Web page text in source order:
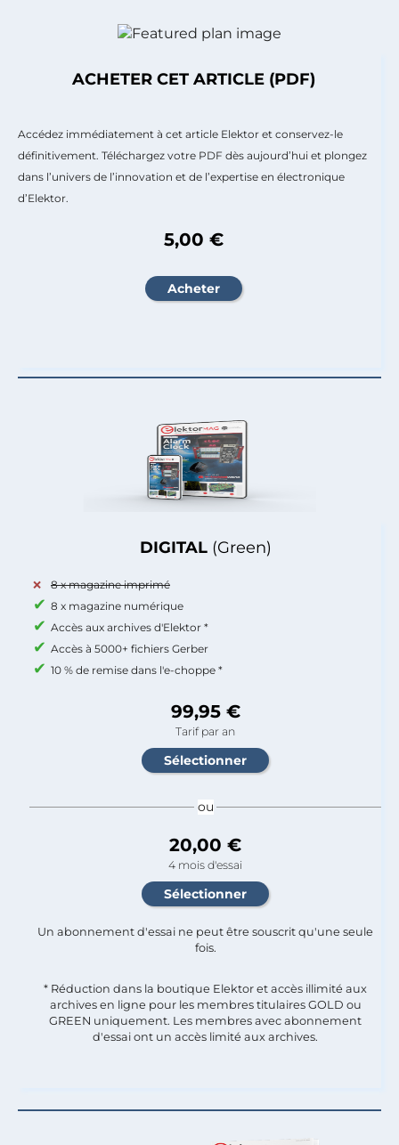
DIGITAL (Green)
8 x magazine imprimé
8 x magazine numérique
Accès aux archives d'Elektor *
Accès à 5000+ fichiers Gerber
10 % de remise dans l'e-choppe *
99,95 €
Tarif par an
ou
20,00 €
4 mois d'essai
Un abonnement d'essai ne peut être souscrit qu'une seule
fois.​
* Réduction dans la boutique Elektor et accès illimité aux
archives en ligne pour les membres titulaires GOLD ou
GREEN uniquement. Les membres avec abonnement
d'essai ont un accès limité aux archives.
ACHETER CET ARTICLE (PDF)
Accédez immédiatement à cet article Elektor et conservez-le
définitivement. Téléchargez votre PDF dès aujourd’hui et plongez
dans l’univers de l’innovation et de l’expertise en électronique
d’Elektor.
5,00 €